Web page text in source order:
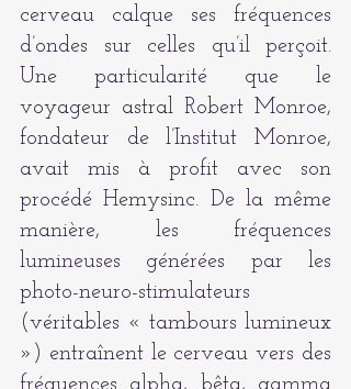
cerveau calque ses fréquences
d’ondes sur celles qu’il perçoit.
Une particularité que le
voyageur astral Robert Monroe,
fondateur de l’Institut Monroe,
avait mis à profit avec son
procédé Hemysinc. De la même
manière, les fréquences
lumineuses générées par les
photo-neuro-stimulateurs
(véritables « tambours lumineux
») entraînent le cerveau vers des
fréquences alpha, bêta, gamma